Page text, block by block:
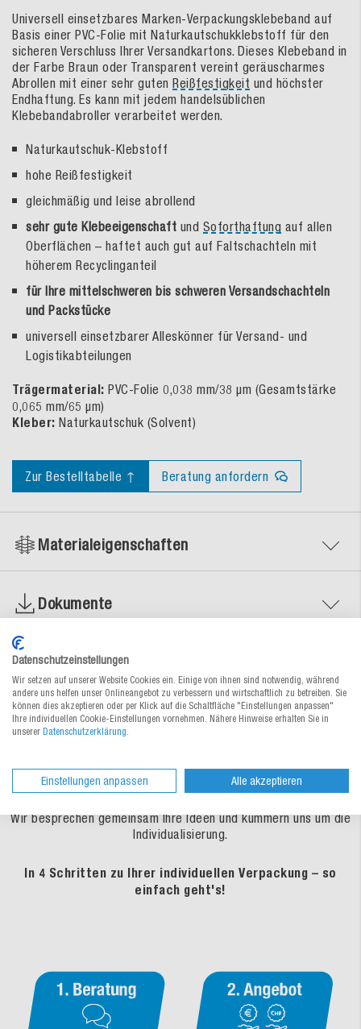
Universell einsetzbares Marken-Verpackungsklebeband auf
Basis einer PVC-Folie mit Naturkautschukklebstoff für den
sicheren Verschluss Ihrer Versandkartons. Dieses Klebeband in
der Farbe Braun oder Transparent vereint geräuscharmes
Abrollen mit einer sehr guten Reißfestigkeit und höchster
Endhaftung. Es kann mit jedem handelsüblichen
Klebebandabroller verarbeitet werden.
Naturkautschuk-Klebstoff
hohe Reißfestigkeit
gleichmäßig und leise abrollend
sehr gute Klebeeigenschaft und Soforthaftung auf allen
Oberflächen – haftet auch gut auf Faltschachteln mit
höherem Recyclinganteil
für Ihre mittelschweren bis schweren Versandschachteln
und Packstücke
universell einsetzbarer Alleskönner für Versand- und
Logistikabteilungen
Trägermaterial: PVC-Folie 0,038 mm/38 µm (Gesamtstärke
0,065 mm/65 µm)
Kleber: Naturkautschuk (Solvent)
Zur Bestelltabelle ↑ Beratung anfordern
Materialeigenschaften
Dokumente
Sie möchten dieses oder ein anderes Produkt
nach Ihren Wünschen und Ideen
individualisieren?
Egal ob bedruckt mit Ihrem Logo und Design, spezielle
Abmessungen, Formate und Konstruktionen oder auf Ihre
Wir besprechen gemeinsam Ihre Ideen und kümmern uns um die
Individualisierung.
In 4 Schritten zu Ihrer individuellen Verpackung – so
einfach geht's!
Datenschutzeinstellungen
Wir setzen auf unserer Website Cookies ein. Einige von ihnen sind notwendig, während
andere uns helfen unser Onlineangebot zu verbessern und wirtschaftlich zu betreiben. Sie
können dies akzeptieren oder per Klick auf die Schaltfläche "Einstellungen anpassen"
Ihre individuellen Cookie-Einstellungen vornehmen. Nähere Hinweise erhalten Sie in
unserer Datenschutzerklärung.
Einstellungen anpassen Alle akzeptieren